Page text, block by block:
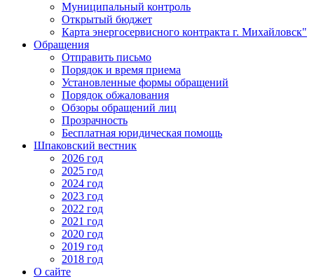
Муниципальный контроль
Открытый бюджет
Карта энергосервисного контракта г. Михайловск"
Обращения
Отправить письмо
Порядок и время приема
Установленные формы обращений
Порядок обжалования
Обзоры обращений лиц
Прозрачность
Бесплатная юридическая помощь
Шпаковский вестник
2026 год
2025 год
2024 год
2023 год
2022 год
2021 год
2020 год
2019 год
2018 год
О сайте